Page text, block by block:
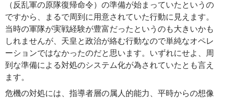
（反乱軍の原隊復帰命令）の準備が始まっていたというの
ですから、まるで周到に用意されていた行動に見えます。
当時の軍隊が実戦経験が豊富だったというのも大きいかも
しれませんが、天皇と政治が絡む行動なので単純なオペレ
ーションではなかったのだと思います。いずれにせよ、周
到な準備による対処のシステム化が為されていたとも言え
ます。
危機の対処には、指導者層の属人的能力、平時からの想像